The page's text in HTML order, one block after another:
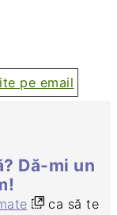
pe email
Dă-mi un
ca să te